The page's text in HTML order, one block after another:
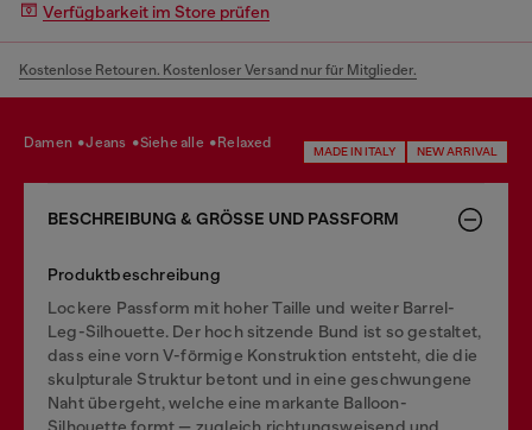
Verfügbarkeit im Store prüfen
Kostenlose Retouren. Kostenloser Versand nur für Mitglieder.
damen jeans siehe alle relaxed
MADE IN ITALY NEW ARRIVAL
BESCHREIBUNG & GRÖSSE UND PASSFORM
Produktbeschreibung
Lockere Passform mit hoher Taille und weiter Barrel-
Leg-Silhouette. Der hoch sitzende Bund ist so gestaltet,
dass eine vorn V-förmige Konstruktion entsteht, die die
skulpturale Struktur betont und in eine geschwungene
Naht übergeht, welche eine markante Balloon-